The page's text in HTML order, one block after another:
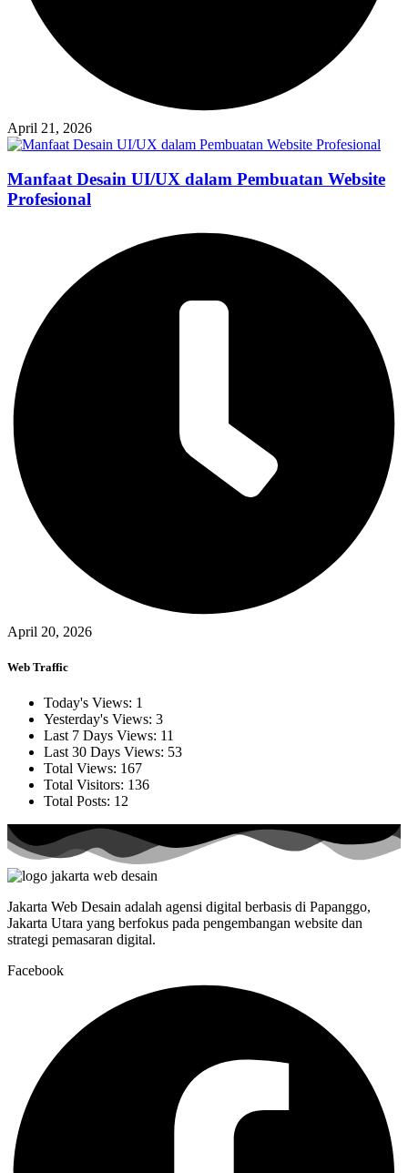
April 21, 2026
Manfaat Desain UI/UX dalam Pembuatan Website
Profesional
April 20, 2026
Web Traffic
Today's Views: 1
Yesterday's Views: 3
Last 7 Days Views: 11
Last 30 Days Views: 53
Total Views: 167
Total Visitors: 136
Total Posts: 12
Jakarta Web Desain adalah agensi digital berbasis di Papanggo,
Jakarta Utara yang berfokus pada pengembangan website dan
strategi pemasaran digital.
Facebook